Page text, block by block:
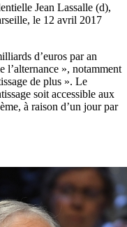
Jean Lassalle (d),
le 12 avril 2017
d’euros par an
l’alternance », notamment
de plus ». Le
soit accessible aux
à raison d’un jour par